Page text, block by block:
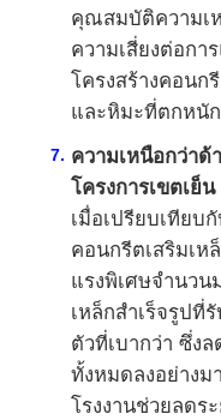
คุณสมบัติความเ
ความเสี่ยงต่อกา
โครงสร้างคอน
และหิมะที่ตกหนั
ความเหนือกว่าด้
โครงการเขตเย็น
เมื่อเปรียบเทียบ
คอนกรีตเสริมเห
แรงพิเศษจำนวน
เหล็กสำเร็จรูปที่
ตัวที่เบากว่า ซึ่ง
ทั้งหมดลงอย่างม
โรงงานช่วยลดร